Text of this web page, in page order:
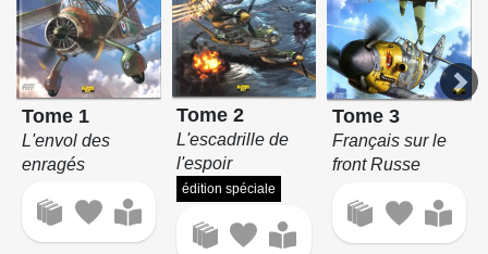
Tome 1
L'envol des
enragés
Tome 2
L'escadrille de
l'espoir
édition spéciale
Tome 3
Français sur le
front Russe